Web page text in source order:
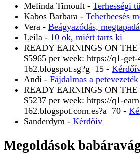
Melinda Timoult - Terhességi
Kabos Barbara - Teherbeesés
Vera - Beágyazódás,
Leila - 10 ok, miért tarts ki
READY EARNINGS ON
$5965 per week: https://q1-
162.blogspot.sg?g=15 -
Andi - Fájdalmas a
READY EARNINGS ON
$5237 per week: https://q1-
162.blogspot.com.es?a=70 -
Sanderdym - Kérdőív
Megoldások